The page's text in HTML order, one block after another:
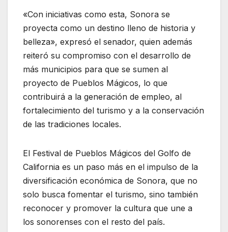
«Con iniciativas como esta, Sonora se
proyecta como un destino lleno de historia y
belleza», expresó el senador, quien además
reiteró su compromiso con el desarrollo de
más municipios para que se sumen al
proyecto de Pueblos Mágicos, lo que
contribuirá a la generación de empleo, al
fortalecimiento del turismo y a la conservación
de las tradiciones locales.
El Festival de Pueblos Mágicos del Golfo de
California es un paso más en el impulso de la
diversificación económica de Sonora, que no
solo busca fomentar el turismo, sino también
reconocer y promover la cultura que une a
los sonorenses con el resto del país.